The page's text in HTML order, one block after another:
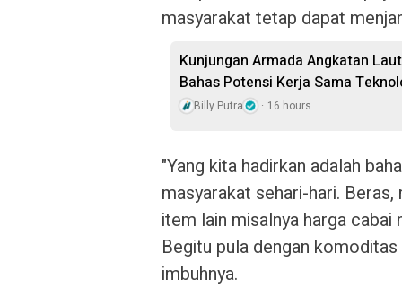
masyarakat tetap dapat
Kunjungan Armada Angkatan
Bahas Potensi Kerja Sama
Billy Putra 16 hours
"Yang kita hadirkan adalah
masyarakat sehari-hari.
item lain misalnya harga cabai
Begitu pula dengan
imbuhnya.